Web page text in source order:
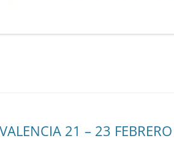
21 – 23 FEBRERO